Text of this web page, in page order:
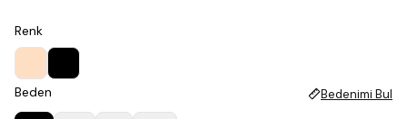
Renk
Beden Bedenimi Bul